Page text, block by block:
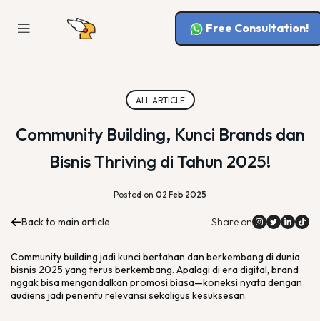
Free Consultation!
ALL ARTICLE
Community Building, Kunci Brands dan
Bisnis Thriving di Tahun 2025!
Posted on 02 Feb 2025
Back to main article Share on
Community building jadi kunci bertahan dan berkembang di dunia
bisnis 2025 yang terus berkembang. Apalagi di era digital, brand
nggak bisa mengandalkan promosi biasa—koneksi nyata dengan
audiens jadi penentu relevansi sekaligus kesuksesan.